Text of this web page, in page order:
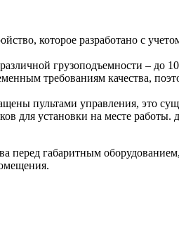
которое разработано с
грузоподъемности – до
требованиям качества,
пультами управления, это
для установки на месте
габаритным